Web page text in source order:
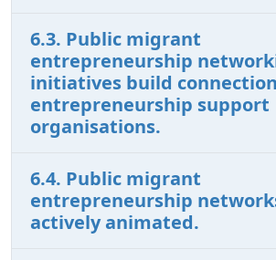
6.3. Public migrant
entrepreneurship
initiatives build
entrepreneurship support
organisations.
6.4. Public migrant
entrepreneurship
actively animated.